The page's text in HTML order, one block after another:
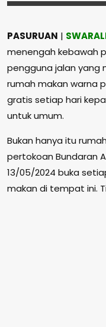
PASURUAN |
menengah kebawah
pengguna jalan yang
rumah makan warna
gratis setiap hari
untuk umum.
Bukan hanya itu
pertokoan Bundaran
13/05/2024 buka
makan di tempat ini.